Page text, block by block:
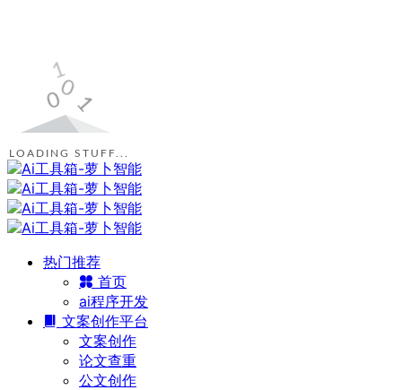
LOADING STUFF...
热门推荐
首页
ai程序开发
文案创作平台
文案创作
论文查重
公文创作